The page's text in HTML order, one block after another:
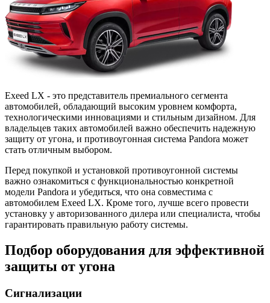
Exeed LX - это представитель премиального сегмента
автомобилей, обладающий высоким уровнем комфорта,
технологическими инновациями и стильным дизайном. Для
владельцев таких автомобилей важно обеспечить надежную
защиту от угона, и противоугонная система Pandora может
стать отличным выбором.
Перед покупкой и установкой противоугонной системы
важно ознакомиться с функциональностью конкретной
модели Pandora и убедиться, что она совместима с
автомобилем Exeed LX. Кроме того, лучше всего провести
установку у авторизованного дилера или специалиста, чтобы
гарантировать правильную работу системы.
Подбор оборудования для эффективной
защиты от угона
Сигнализации